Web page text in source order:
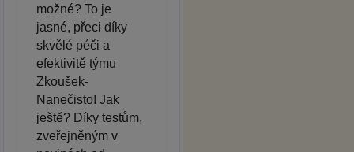
možné? To je
jasné, přeci díky
skvělé péči a
efektivitě týmu
Zkoušek-
Nanečisto! Jak
ještě? Díky testům,
zveřejněným v